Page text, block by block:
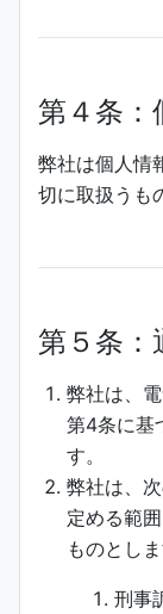
第４条：
弊社は個人情
切に取扱うも
第５条：
弊社は、
第4条に基
す。
弊社は、
定める範
ものとしま
刑事